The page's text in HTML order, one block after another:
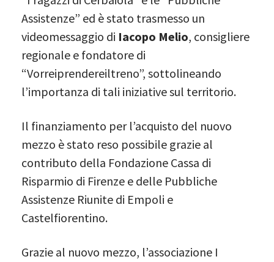
Assistenze” ed è stato trasmesso un
videomessaggio di Iacopo Melio, consigliere
regionale e fondatore di
“Vorreiprendereiltreno”, sottolineando
l’importanza di tali iniziative sul territorio.
Il finanziamento per l’acquisto del nuovo
mezzo è stato reso possibile grazie al
contributo della Fondazione Cassa di
Risparmio di Firenze e delle Pubbliche
Assistenze Riunite di Empoli e
Castelfiorentino.
Grazie al nuovo mezzo, l’associazione I